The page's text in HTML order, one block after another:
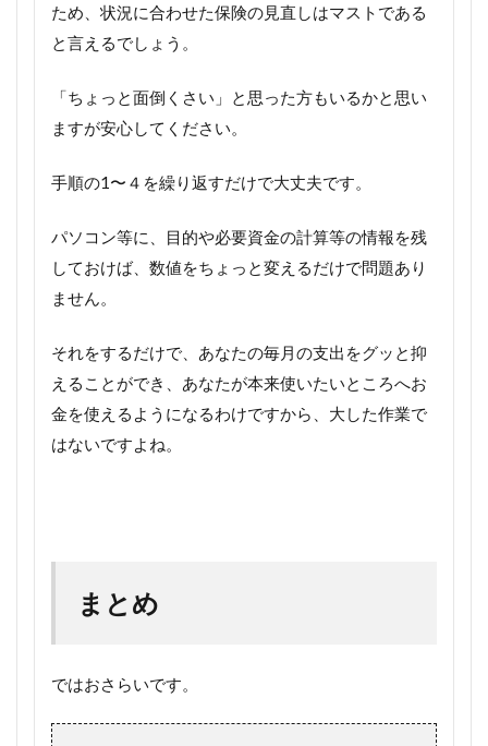
ため、状況に合わせた保険の見直しはマストである
と言えるでしょう。
「ちょっと面倒くさい」と思った方もいるかと思い
ますが安心してください。
手順の1〜４を繰り返すだけで大丈夫です。
パソコン等に、目的や必要資金の計算等の情報を残
しておけば、数値をちょっと変えるだけで問題あり
ません。
それをするだけで、あなたの毎月の支出をグッと抑
えることができ、あなたが本来使いたいところへお
金を使えるようになるわけですから、大した作業で
はないですよね。
まとめ
ではおさらいです。